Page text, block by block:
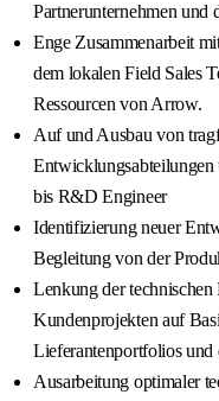
Partnerunternehmen und
Enge Zusammenarbeit
dem lokalen Field Sales
Ressourcen von Arrow.
Auf und Ausbau von
bis R&D Engineer
Identifizierung neuer
Begleitung von der
Lenkung der
Kundenprojekten auf
Lieferantenportfolios und
Ausarbeitung optimaler